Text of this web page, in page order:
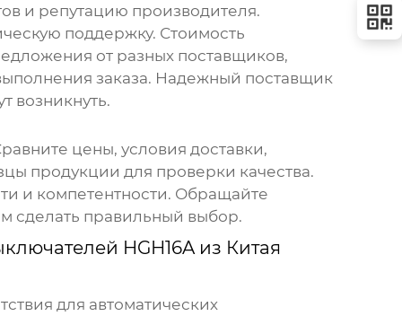
и репутацию производителя.
поддержку. Стоимость
от разных поставщиков,
заказа. Надежный поставщик
возникнуть.
цены, условия доставки,
продукции для проверки качества.
и компетентности. Обращайте
сделать правильный выбор.
HGН16A из Китая
для автоматических